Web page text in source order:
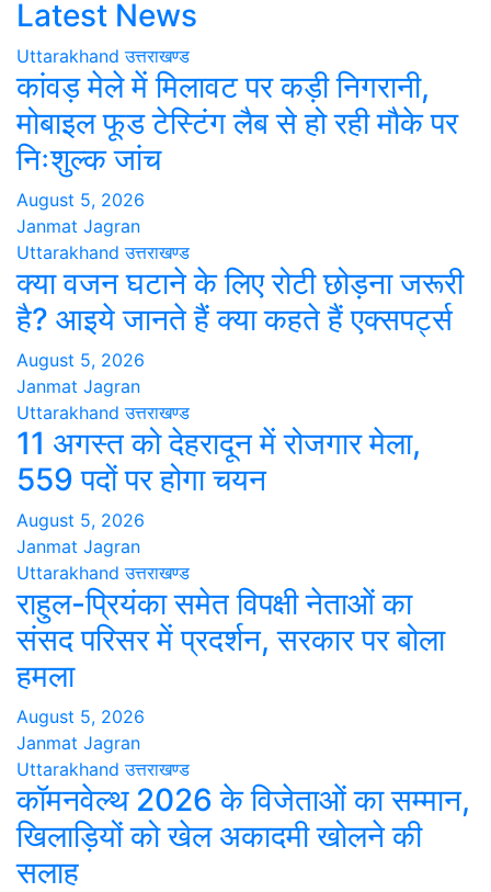
Latest News
Uttarakhand उत्तराखण्ड
कांवड़ मेले में मिलावट पर कड़ी निगरानी,
मोबाइल फूड टेस्टिंग लैब से हो रही मौके पर
निःशुल्क जांच
August 5, 2026
Janmat Jagran
Uttarakhand उत्तराखण्ड
क्या वजन घटाने के लिए रोटी छोड़ना जरूरी
है? आइये जानते हैं क्या कहते हैं एक्सपर्ट्स
August 5, 2026
Janmat Jagran
Uttarakhand उत्तराखण्ड
11 अगस्त को देहरादून में रोजगार मेला,
559 पदों पर होगा चयन
August 5, 2026
Janmat Jagran
Uttarakhand उत्तराखण्ड
राहुल-प्रियंका समेत विपक्षी नेताओं का
संसद परिसर में प्रदर्शन, सरकार पर बोला
हमला
August 5, 2026
Janmat Jagran
Uttarakhand उत्तराखण्ड
कॉमनवेल्थ 2026 के विजेताओं का सम्मान,
खिलाड़ियों को खेल अकादमी खोलने की
सलाह